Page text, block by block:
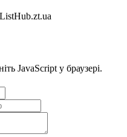
JavaScript у браузері.